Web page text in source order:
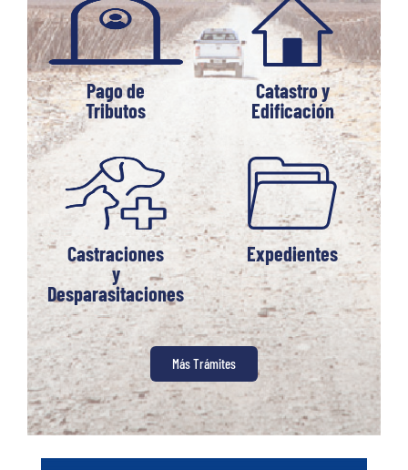
Pago de
Tributos
Catastro y
Edificación
Castraciones
y
Desparasitaciones
Expedientes
Más Trámites